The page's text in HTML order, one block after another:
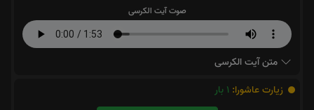
صوت آیت الکرسی
متن آیت الکرسی
زیارت عاشورا: 1 بار